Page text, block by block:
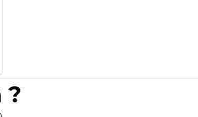
?